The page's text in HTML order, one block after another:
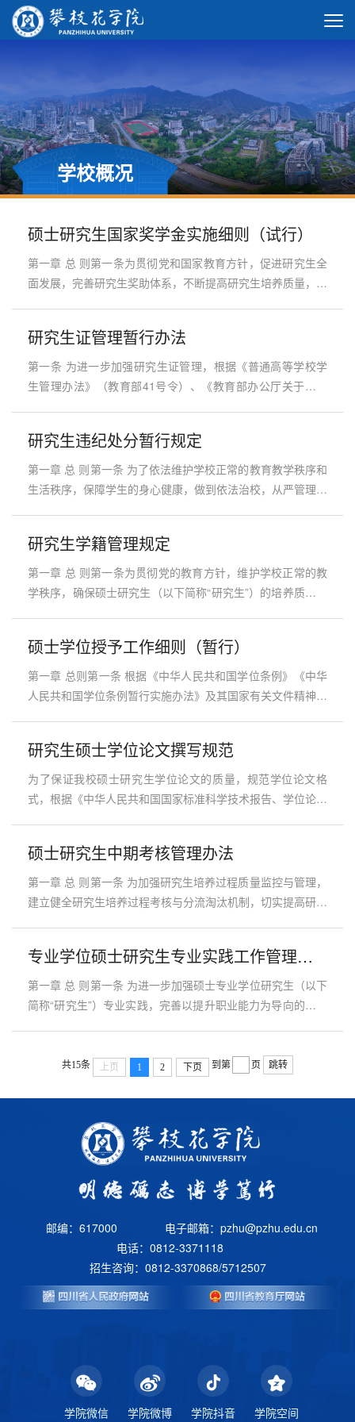
学校概况
硕士研究生国家奖学金实施细则（试行）
第一章 总 则第一条为贯彻党和国家教育方针，促进研究生全
面发展，完善研究生奖助体系，不断提高研究生培养质量，突
〔2014〕1号）、《进一步落实高等教育学生资助政策的通
知》（财科教〔2017〕21号）以及《财政部 教育部 人力资源
社会保障部 退役军人部 中央军委国防动员部 关于印发<学生
研究生证管理暂行办法
第一条 为进一步加强研究生证管理，根据《普通高等学校学
生管理办法》（教育部41号令）、《教育部办公厅关于加强
办法的通知》（教学厅函〔2011〕20号）文件精神，结合学
校实际，制定本办法。第二条 研究生在取得学籍后，即可领
取研究生证。研究生证应贴本人照片、加盖学校钢印和研究生
研究生违纪处分暂行规定
第一章 总 则第一条 为了依法维护学校正常的教育教学秩序和
生活秩序，保障学生的身心健康，做到依法治校，从严管理，
共和国高等教育法》、《普通高等学校学生管理规定》（教育
部第41号令）以及《高等学校学生行为准则》的规定，结合
我校实际情况，制定本规定。第二条 本条例所称学生是指根
研究生学籍管理规定
第一章 总 则第一条为贯彻党的教育方针，维护学校正常的教
学秩序，确保硕士研究生（以下简称“研究生”）的培养质量，
程》和《攀枝花学院学生管理规定》，结合学校实际，制定本
管理规定。第二条学校坚持社会主义办学方向，坚持马克思主
义的指导地位，全面贯彻国家教育方针；坚持以立德树人为根
硕士学位授予工作细则（暂行）
第一章 总则第一条 根据《中华人民共和国学位条例》《中华
人民共和国学位条例暂行实施办法》及其国家有关文件精神，
硕士学位。第三条 各学位点成立学位评定分委员会，负责审
查学位点硕士学位申请资格及拟授位名单，由校硕士学位评定
委员会审定。第二章 学位申请资格第四条 申请硕士学位的资
研究生硕士学位论文撰写规范
为了保证我校硕士研究生学位论文的质量，规范学位论文格
式，根据《中华人民共和国国家标准科学技术报告、学位论文
要求，结合我校实际，特制定本规范。一、基本要求本规范适
用于向我校申请硕士学位的各类研究生学位论文，凡不符合本
规范的论文，一律不予受理。各研究生培养单位和学位评定分
硕士研究生中期考核管理办法
第一章 总 则第一条 为加强研究生培养过程质量监控与管理，
建立健全研究生培养过程考核与分流淘汰机制，切实提高研究
《国务院学位委员会 教育部关于进一步严格规范学位与研究
生教育质量管理的若干意见》（学位〔2020〕19号）等文件
精神，结合我校实际情况，特制定本办法。第二条 凡取得我
专业学位硕士研究生专业实践工作管理暂行办法
第一章 总 则第一条 为进一步加强硕士专业学位研究生（以下
简称“研究生”）专业实践，完善以提升职业能力为导向的研究
研究生教育发展方案（2020-2025）》等文件精神，结合我校
认可的实践活动...
共15条 上页 1 2 下页 到第 页 跳转
邮编：617000
电子邮箱：pzhu@pzhu.edu.cn
电话：0812-3371118
招生咨询：0812-3370868/5712507
学院微信 学院微博 学院抖音 学院空间